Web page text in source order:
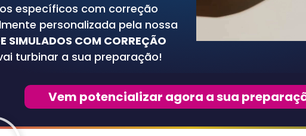
específicos com correção
personalizada pela nossa
SIMULADOS COM CORREÇÃO
turbinar a sua preparação!
Vem potencializar agora a sua